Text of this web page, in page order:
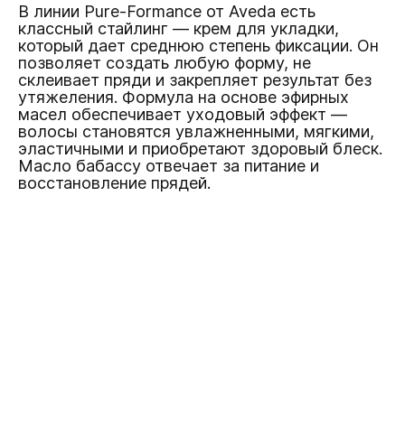
В линии Pure-Formance от Aveda есть
классный стайлинг — крем для укладки,
который дает среднюю степень фиксации. Он
позволяет создать любую форму, не
склеивает пряди и закрепляет результат без
утяжеления. Формула на основе эфирных
масел обеспечивает уходовый эффект —
волосы становятся увлажненными, мягкими,
эластичными и приобретают здоровый блеск.
Масло бабассу отвечает за питание и
восстановление прядей.